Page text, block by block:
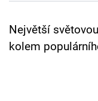
Přihlášení
Největší
kolem